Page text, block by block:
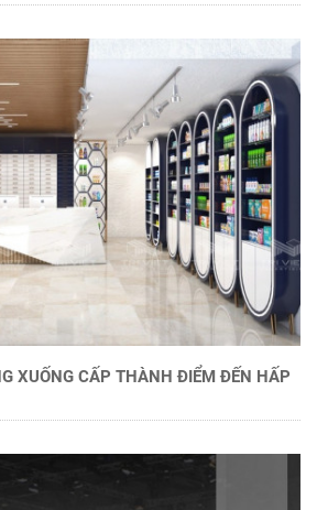
XUỐNG CẤP THÀNH ĐIỂM ĐẾN HẤP